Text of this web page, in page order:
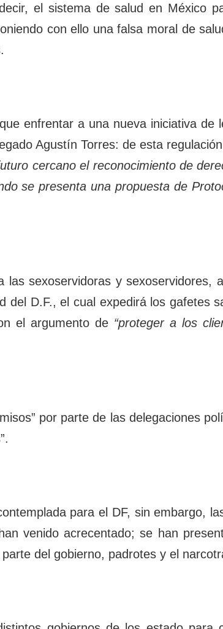
el sistema de salud en México
con ello una falsa moral de
enfrentar a una nueva iniciativa de
Agustín Torres: de esta
cercano el reconocimiento de
se presenta una propuesta de
las sexoservidoras y
D.F., el cual expedirá los gafetes
el argumento de “proteger a los
por parte de las delegaciones
para el DF, sin embargo,
venido acrecentado; se han
del gobierno, padrotes y el